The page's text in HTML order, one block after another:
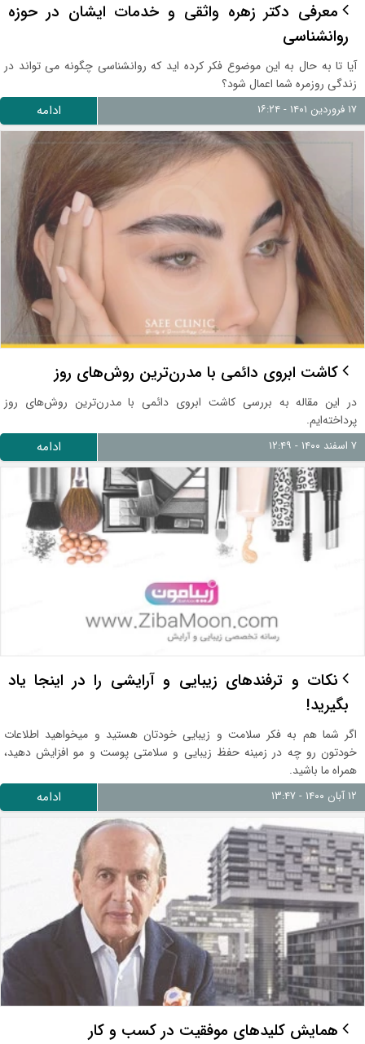
معرفی دکتر زهره واثقی و خدمات ایشان در حوزه
روانشناسی
آیا تا به حال به این موضوع فکر کرده اید که روانشناسی چگونه می تواند در
زندگی روزمره شما اعمال شود؟
۱۷ فروردین ۱۴۰۱ - ۱۶:۲۴ ادامه
کاشت ابروی دائمی با مدرن‌ترین روش‌های روز
در این مقاله به بررسی کاشت ابروی دائمی با مدرن‌ترین روش‌های روز
پرداخته‌ایم.
ادامه
نکات و ترفندهای زیبایی و آرایشی را در اینجا یاد
بگیرید!
اگر شما هم به فکر سلامت و زیبایی خودتان هستید و میخواهید اطلاعات
خودتون رو چه در زمینه حفظ زیبایی و سلامتی پوست و مو افزایش دهید،
همراه ما باشید.
ادامه
همایش کلیدهای موفقیت در کسب و کار